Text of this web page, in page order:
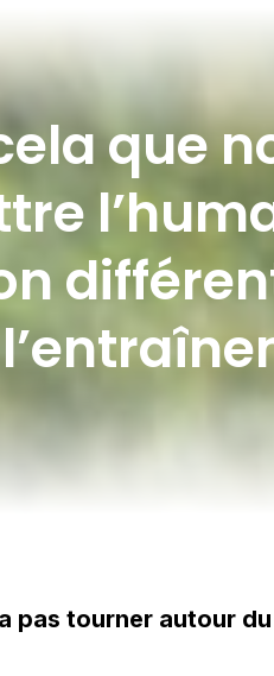
que
pas tourner autour